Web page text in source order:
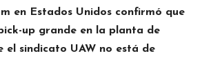
en Estados Unidos confirmó que
up grande en la planta de
el sindicato UAW no está de